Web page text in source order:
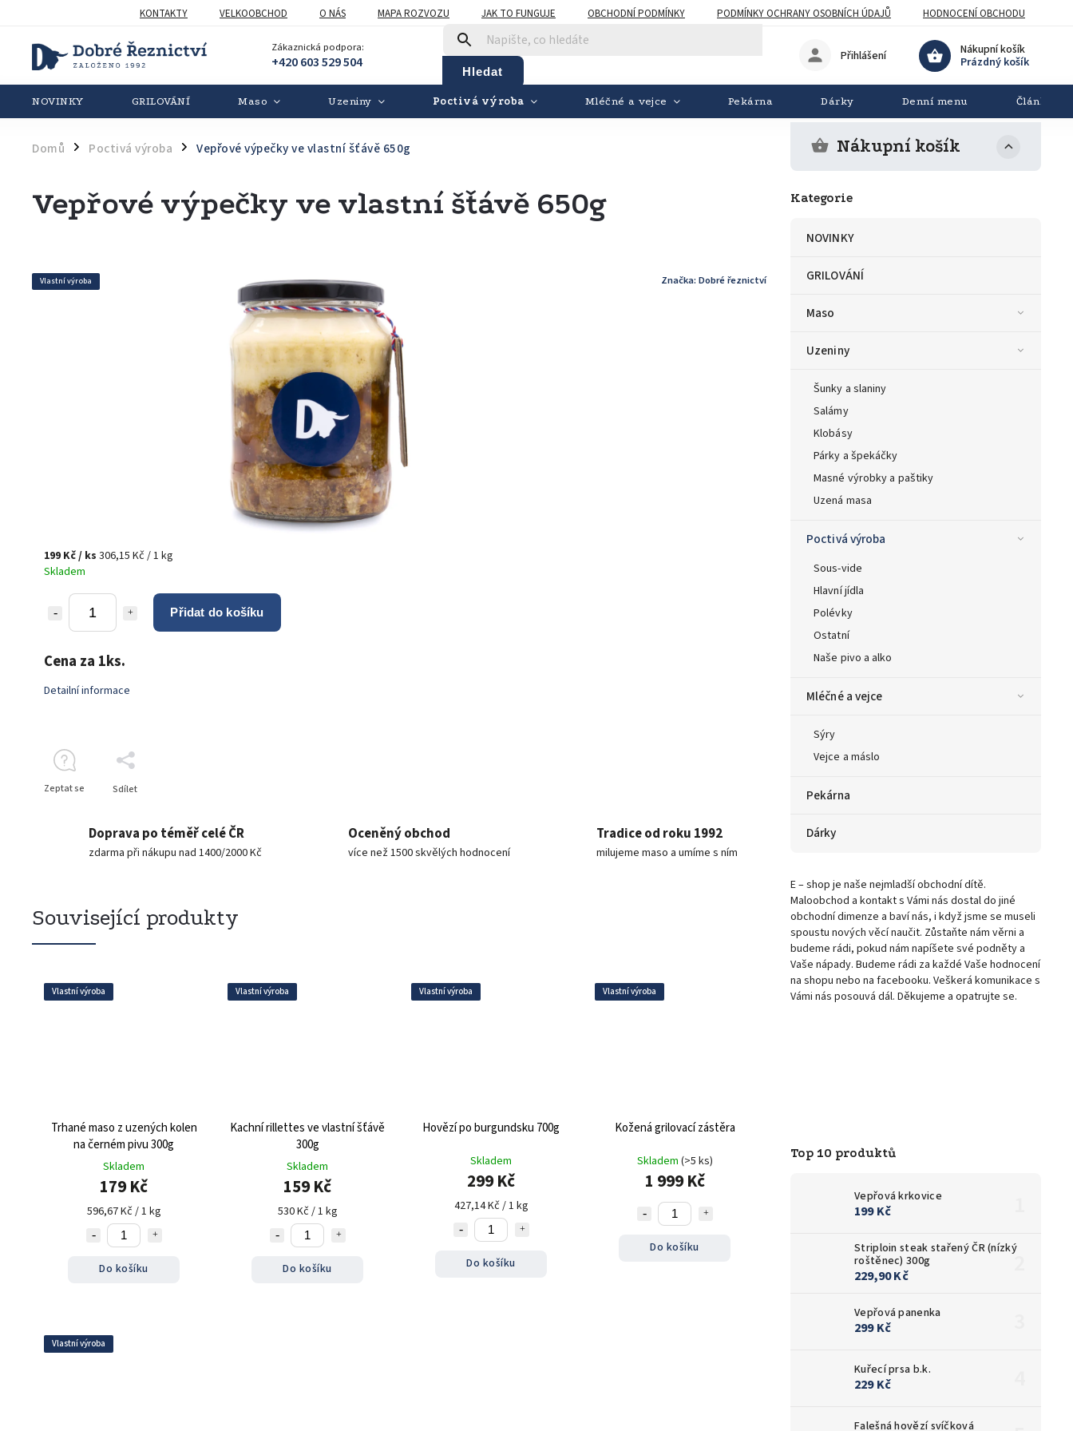
KONTAKTY VELKOOBCHOD O NÁS MAPA ROZVOZU JAK TO FUNGUJE OBCHODNÍ PODMÍNKY PODMÍNKY OCHRANY OSOBNÍCH ÚDAJŮ HODNOCENÍ OBCHODU
Zákaznická podpora:
+420 603 529 504 Hledat
Nákupní košík
Prázdný košík
Přihlášení
NOVINKY GRILOVÁNÍ Maso Uzeniny Poctivá výroba Mléčné a vejce Pekárna Dárky Denní menu Články
Domů / Poctivá výroba / Vepřové výpečky ve vlastní šťávě 650g Nákupní košík
Kategorie
NOVINKY
GRILOVÁNÍ
Maso
Uzeniny
Šunky a slaniny
Salámy
Klobásy
Párky a špekáčky
Masné výrobky a paštiky
Uzená masa
Poctivá výroba
Sous-vide
Hlavní jídla
Polévky
Ostatní
Naše pivo a alko
Mléčné a vejce
Sýry
Vejce a máslo
Pekárna
Dárky
E – shop je naše nejmladší obchodní dítě.
Maloobchod a kontakt s Vámi nás dostal do jiné
obchodní dimenze a baví nás, i když jsme se museli
spoustu nových věcí naučit. Zůstaňte nám věrni a
budeme rádi, pokud nám napíšete své podněty a
Vaše nápady. Budeme rádi za každé Vaše hodnocení
na shopu nebo na facebooku. Veškerá komunikace s
Vámi nás posouvá dál. Děkujeme a opatrujte se.
Top 10 produktů
Vepřová krkovice
199 Kč
Striploin steak stařený ČR (nízký
roštěnec) 300g
229,90 Kč
Vepřová panenka
299 Kč
Kuřecí prsa b.k.
229 Kč
Falešná hovězí svíčková
Vepřové výpečky ve vlastní šťávě 650g
Vlastní výroba Značka: Dobré řeznictví
199 Kč/ ks 306,15 Kč / 1 kg
Skladem
Přidat do košíku
Cena za 1ks.
Detailní informace
Zeptat se Sdílet
Doprava po téměř celé ČR
zdarma při nákupu nad 1400/2000 Kč
Oceněný obchod
více než 1500 skvělých hodnocení
Tradice od roku 1992
milujeme maso a umíme s ním
Související produkty
Vlastní výroba
Trhané maso z uzených kolen
na černém pivu 300g
Skladem
179 Kč
596,67 Kč / 1 kg
Do košíku
Vlastní výroba
Kachní rillettes ve vlastní šťávě
300g
Skladem
159 Kč
530 Kč / 1 kg
Do košíku
Vlastní výroba
Hovězí po burgundsku 700g
Skladem
299 Kč
427,14 Kč / 1 kg
Do košíku
Vlastní výroba
Kožená grilovací zástěra
Skladem (>5 ks)
1 999 Kč
Do košíku
Vlastní výroba